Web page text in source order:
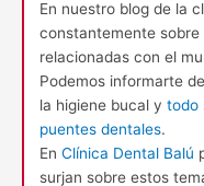
En nuestro blog de la
constantemente
relacionadas con el
Podemos informarte
la higiene bucal y todo
puentes dentales.
En Clínica Dental Balú
surjan sobre estos